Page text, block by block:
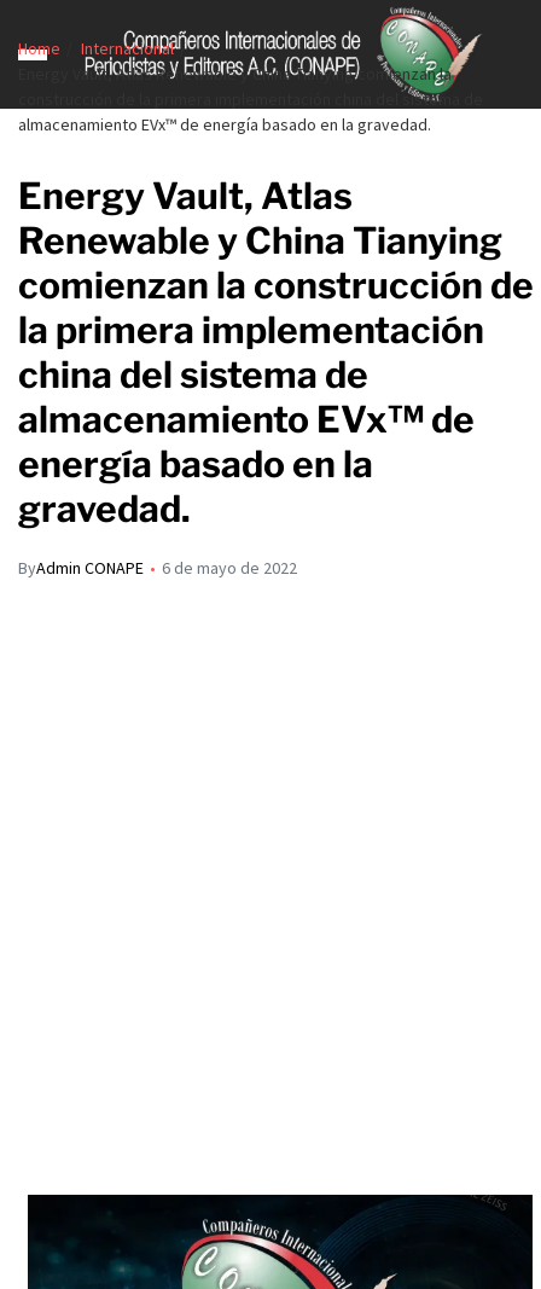
Home
Internacional
Energy Vault, Atlas Renewable y China Tianying comienzan la
construcción de la primera implementación china del sistema de
almacenamiento EVx™ de energía basado en la gravedad.
Energy Vault, Atlas
Renewable y China Tianying
comienzan la construcción de
la primera implementación
china del sistema de
almacenamiento EVx™ de
energía basado en la
gravedad.
ByAdmin CONAPE 6 de mayo de 2022